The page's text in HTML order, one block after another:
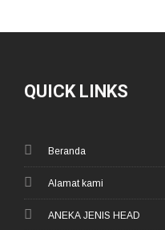
QUICK LINKS
Beranda
Alamat kami
ANEKA JENIS HEAD